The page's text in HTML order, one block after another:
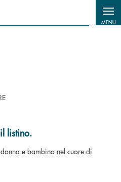
MENU
listino.
e bambino nel cuore di